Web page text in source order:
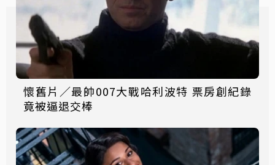
懷舊片／最帥007大戰哈利波特 票房創紀錄
竟被逼退交棒